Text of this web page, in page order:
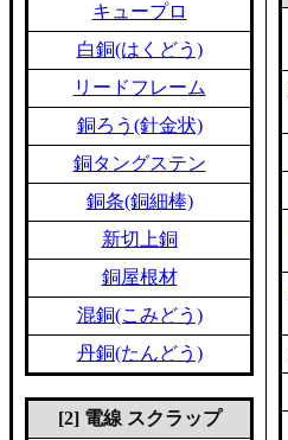
キュープロ
白銅(はくどう)
リードフレーム
銅ろう(針金状)
銅タングステン
銅条(銅細棒)
新切上銅
銅屋根材
混銅(こみどう)
丹銅(たんどう)
[2] 電線 スクラップ